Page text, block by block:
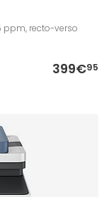
ppm, recto-verso
399€95